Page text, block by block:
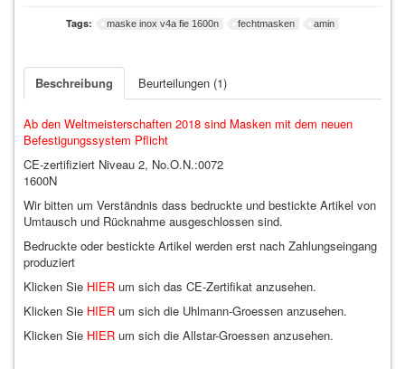
ZUBEHÖR
Virtual Reality (4)
Freizeitartikel / Zubehör (16)
T-Shirts (3)
Tags: maske inox v4a fie 1600n fechtmasken amin
Beschreibung Beurteilungen (1)
Ab den Weltmeisterschaften 2018 sind Masken mit dem neuen
Befestigungssystem Pflicht
CE-zertifiziert Niveau 2, No.O.N.:0072
1600N
Wir bitten um Verständnis dass bedruckte und bestickte Artikel von
Umtausch und Rücknahme ausgeschlossen sind.
Bedruckte oder bestickte Artikel werden erst nach Zahlungseingang
produziert
Klicken Sie HIER um sich das CE-Zertifikat anzusehen.
Klicken Sie HIER um sich die Uhlmann-Groessen anzusehen.
Klicken Sie HIER um sich die Allstar-Groessen anzusehen.